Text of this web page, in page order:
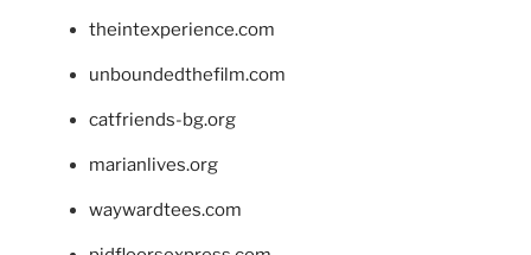
theintexperience.com
unboundedthefilm.com
catfriends-bg.org
marianlives.org
waywardtees.com